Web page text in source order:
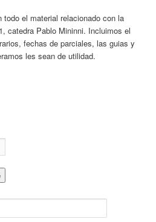
todo el material relacionado con la
catedra Pablo Mininni. Incluimos el
fechas de parciales, las guias y
les sean de utilidad.